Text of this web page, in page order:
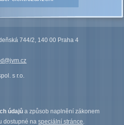
744/2, 140 00 Praha 4
s r.o.
údajů a způsob naplnění zákonem
dostupné naspeciální stránce.